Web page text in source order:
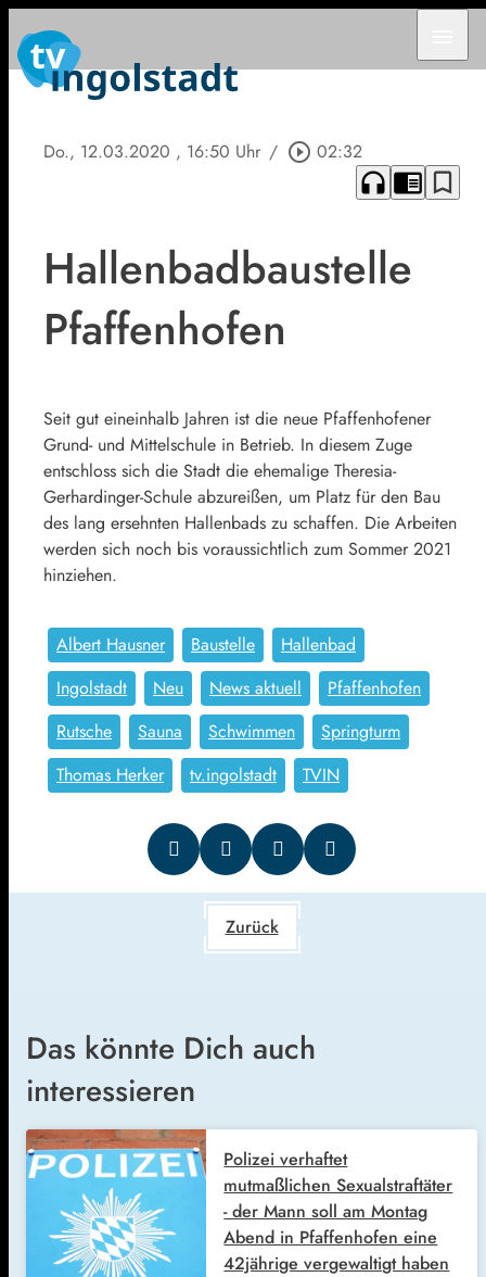
Do., 12.03.2020 , 16:50 Uhr / play_circle_outline 02:32
headphones chrome_reader_mode bookmark_border
Hallenbadbaustelle
Pfaffenhofen
Seit gut eineinhalb Jahren ist die neue Pfaffenhofener
Grund- und Mittelschule in Betrieb. In diesem Zuge
entschloss sich die Stadt die ehemalige Theresia-
Gerhardinger-Schule abzureißen, um Platz für den Bau
des lang ersehnten Hallenbads zu schaffen. Die Arbeiten
werden sich noch bis voraussichtlich zum Sommer 2021
hinziehen.
Albert Hausner Baustelle
Hallenbad
Ingolstadt
Neu News aktuell
Pfaffenhofen
Rutsche
Sauna Schwimmen
Springturm
Thomas Herker
tv.ingolstadt TVIN
Zurück
Das könnte Dich auch
interessieren
Polizei verhaftet
mutmaßlichen Sexualstraftäter
- der Mann soll am Montag
Abend in Pfaffenhofen eine
42jährige vergewaltigt haben